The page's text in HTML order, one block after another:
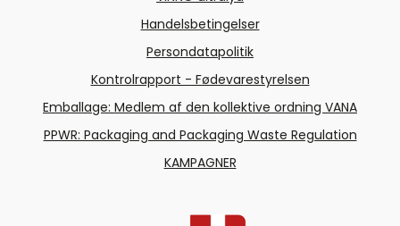
Handelsbetingelser
Persondatapolitik
Kontrolrapport - Fødevarestyrelsen
Emballage: Medlem af den kollektive ordning VANA
PPWR: Packaging and Packaging Waste Regulation
KAMPAGNER